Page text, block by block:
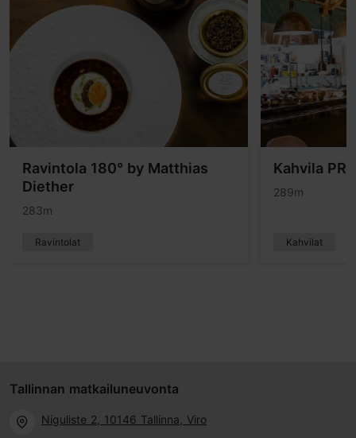
Ravintola 180° by Matthias
Diether
283m
Ravintolat
Kahvila
289m
Kahvilat
Tallinnan matkailuneuvonta
Niguliste 2, 10146 Tallinna, Viro